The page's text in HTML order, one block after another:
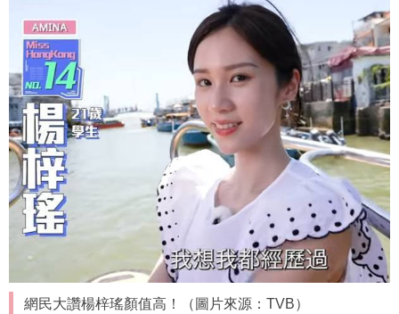
網民大讚楊梓瑤顏值高！（圖片來源：TVB）